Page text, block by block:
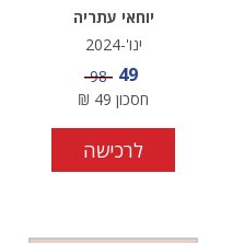
יוחאי עתריה
ינו'-2024
מחיר מבצע
49 מחיר
98
חסכון 49
₪
לרכישה